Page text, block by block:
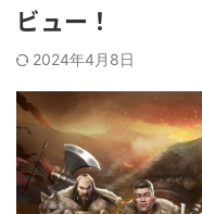
ビュー！
2024年4月8日